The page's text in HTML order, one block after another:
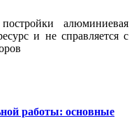
алюминиевая
и не справляется с
работы: основные